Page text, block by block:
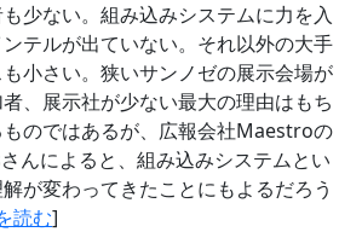
少ない。組み込みシステムに力を入
テルが出ていない。それ以外の大手
小さい。狭いサンノゼの展示会場が
、展示社が少ない最大の理由はもち
のではあるが、広報会社Maestroの
んによると、組み込みシステムとい
が変わってきたことにもよるだろう
読む]